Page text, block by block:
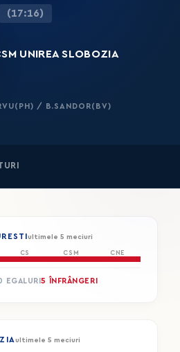
(17:16)
UNIREA SLOBOZIA
/ B.SANDOR(BV)
ultimele 5 meciuri
CS CSM CNE
EGALURI5 ÎNFRÂNGERI
ultimele 5 meciuri